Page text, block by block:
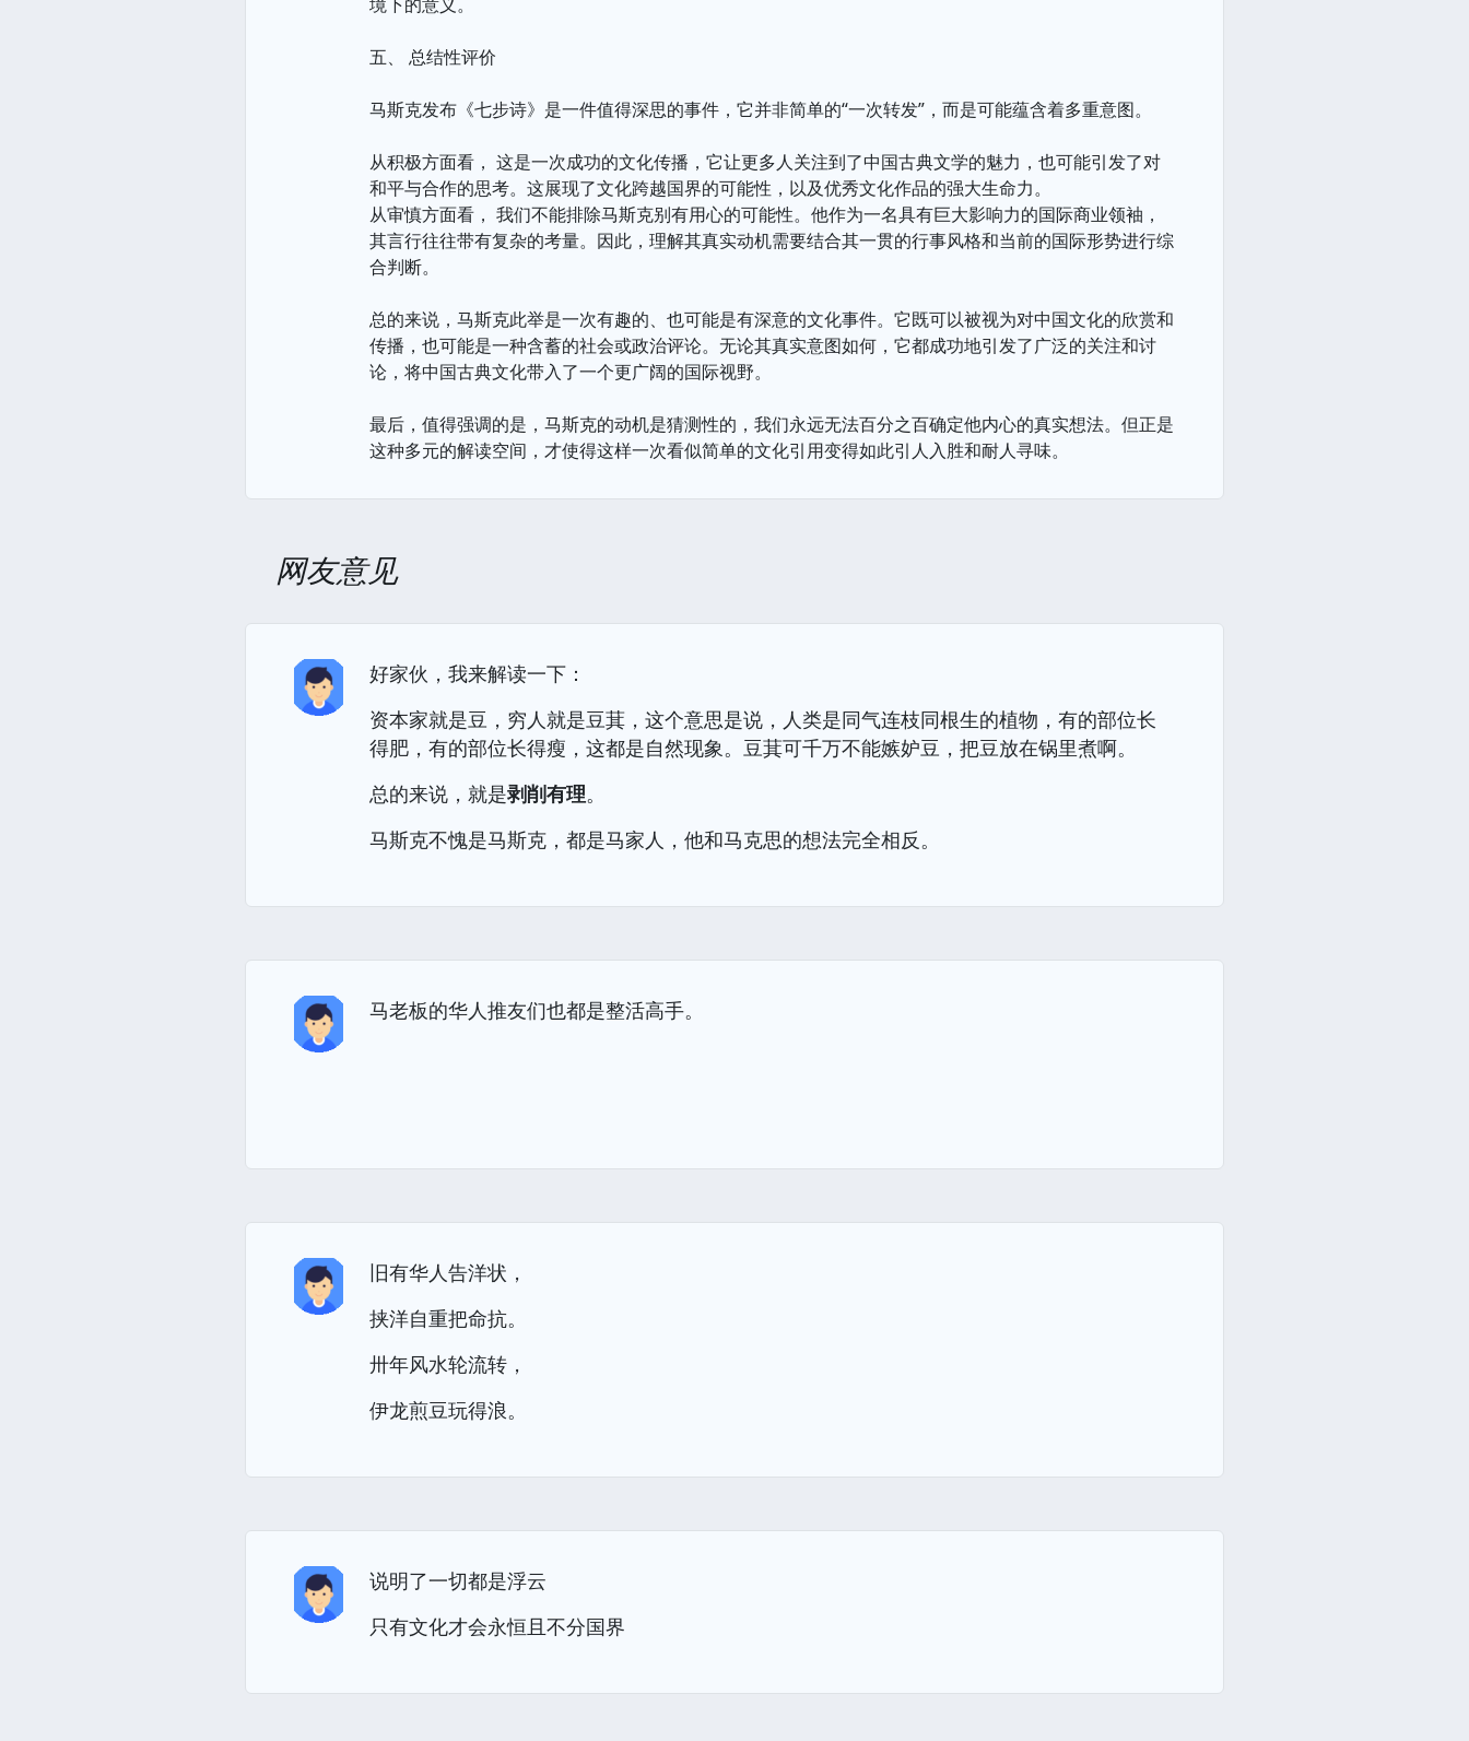
五、 总结性评价
马斯克发布《七步诗》是一件值得深思的事件，它并非简单的“一次转发”，而是可能蕴含着多重意图。
从积极方面看， 这是一次成功的文化传播，它让更多人关注到了中国古典文学的魅力，也可能引发了对
和平与合作的思考。这展现了文化跨越国界的可能性，以及优秀文化作品的强大生命力。
从审慎方面看， 我们不能排除马斯克别有用心的可能性。他作为一名具有巨大影响力的国际商业领袖，
其言行往往带有复杂的考量。因此，理解其真实动机需要结合其一贯的行事风格和当前的国际形势进行综
合判断。
总的来说，马斯克此举是一次有趣的、也可能是有深意的文化事件。它既可以被视为对中国文化的欣赏和
传播，也可能是一种含蓄的社会或政治评论。无论其真实意图如何，它都成功地引发了广泛的关注和讨
论，将中国古典文化带入了一个更广阔的国际视野。
最后，值得强调的是，马斯克的动机是猜测性的，我们永远无法百分之百确定他内心的真实想法。但正是
这种多元的解读空间，才使得这样一次看似简单的文化引用变得如此引人入胜和耐人寻味。
网友意见
好家伙，我来解读一下：
资本家就是豆，穷人就是豆萁，这个意思是说，人类是同气连枝同根生的植物，有的部位长
得肥，有的部位长得瘦，这都是自然现象。豆萁可千万不能嫉妒豆，把豆放在锅里煮啊。
总的来说，就是剥削有理。
马斯克不愧是马斯克，都是马家人，他和马克思的想法完全相反。
马老板的华人推友们也都是整活高手。
旧有华人告洋状，
挟洋自重把命抗。
卅年风水轮流转，
伊龙煎豆玩得浪。
说明了一切都是浮云
只有文化才会永恒且不分国界